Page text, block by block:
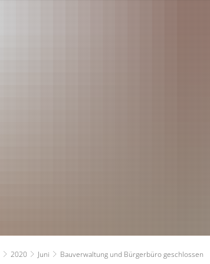
RATHAUS
Bürgermeister
Verwaltung - Kontakte
Ratsinformationssystem
Persönlichkeiten & Ehrungen
Aktuelle Themen
Zahlen und Fakten
Haushaltsplan
Ortsrecht
RUNDUM
Planen und Bauen
Stadtwerke
Ver- und
Ärzte
Ferienbetreuung
Schulen
Soziales
2020 Juni Bauverwaltung und Bürgerbüro geschlossen